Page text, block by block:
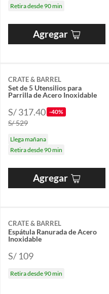
Retira desde 90 min
Agregar
CRATE & BARREL
Set de 5 Utensilios para
Parrilla de Acero Inoxidable
S/ 317.40 -40%
S/ 529
Llega mañana
Retira desde 90 min
Agregar
CRATE & BARREL
Espátula Ranurada de Acero
Inoxidable
S/ 109
Retira desde 90 min